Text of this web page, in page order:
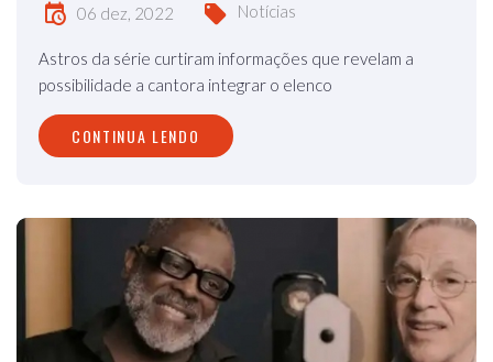
06 dez, 2022 Notícias
Astros da série curtiram informações que revelam a
possibilidade a cantora integrar o elenco
CONTINUA LENDO